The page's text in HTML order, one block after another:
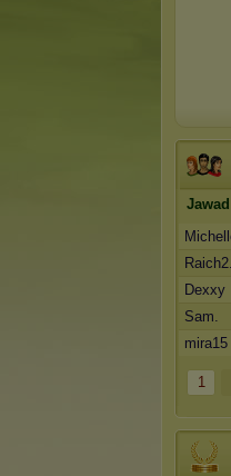
Jawad
Dexxy
Sam.
mira15
1